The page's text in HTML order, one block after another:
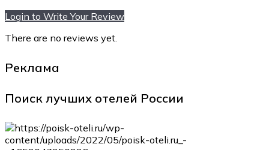
Login to Write Your Review
There are no reviews yet.
Реклама
Поиск лучших отелей России